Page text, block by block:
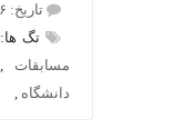
تاریخ: ۱۴۰۵/۰۵/۰۶
تگ ها:اصفهان
مسابقات,
دانشگاه,